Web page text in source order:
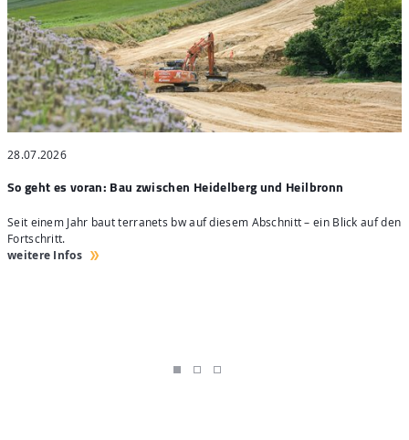
28.07.2026
So geht es voran: Bau zwischen Heidelberg und Heilbronn
Seit einem Jahr baut terranets bw auf diesem Abschnitt – ein Blick auf den
Fortschritt.
weitere Infos